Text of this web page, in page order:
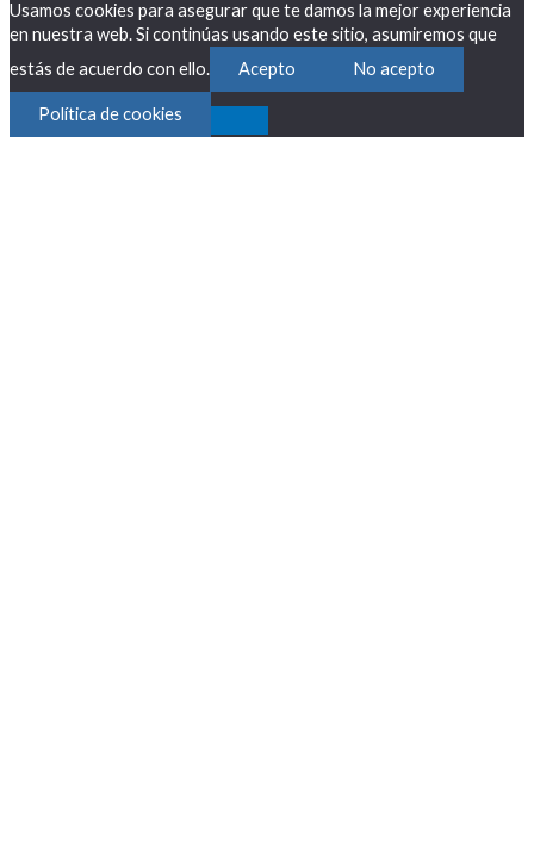
Usamos cookies para asegurar que te damos la mejor experiencia
en nuestra web. Si continúas usando este sitio, asumiremos que
estás de acuerdo con ello.
Acepto No acepto
Política de cookies